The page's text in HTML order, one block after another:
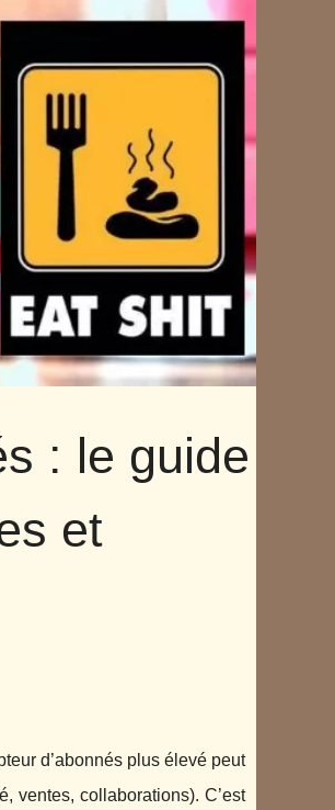
: le guide
et
d’abonnés plus élevé peut
ventes, collaborations). C’est